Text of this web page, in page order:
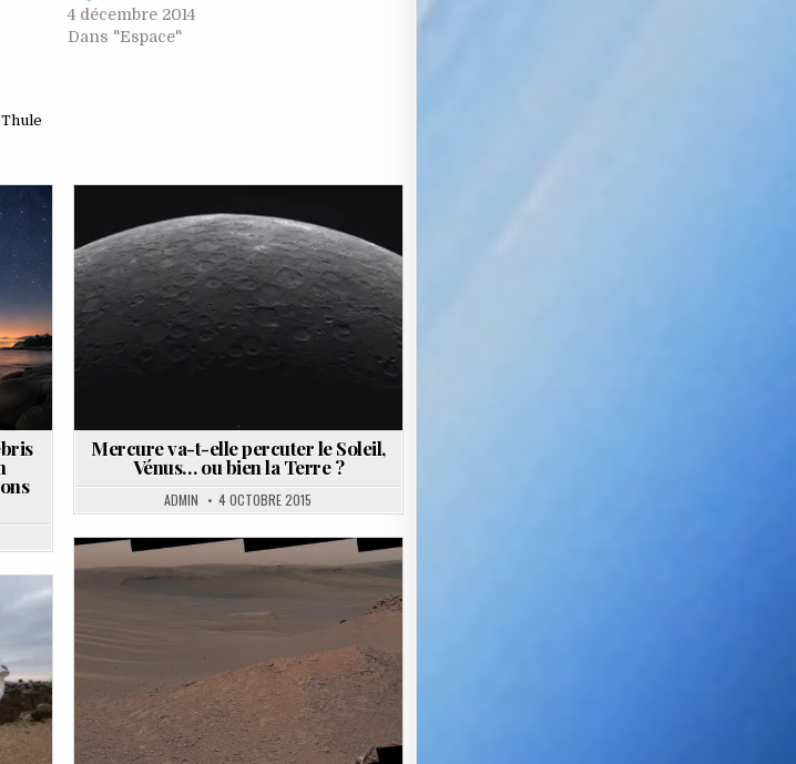
4 décembre 2014
Dans "Espace"
Posted
in
Mercure va-t-elle percuter le Soleil,
Vénus… ou bien la Terre ?
ADMIN 4 OCTOBRE 2015